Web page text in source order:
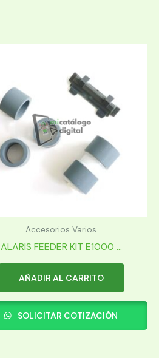
Accesorios Varios
ALARIS FEEDER KIT E1000 ...
AÑADIR AL CARRITO
SOLICITAR COTIZACIÓN